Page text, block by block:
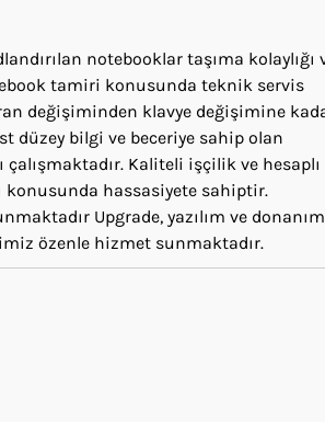
notebooklar taşıma kolaylığı
tamiri konusunda teknik servis
değişiminden klavye değişimine
düzey bilgi ve beceriye sahip olan
Kaliteli işçilik ve hesaplı
hassasiyete sahiptir.
Upgrade, yazılım ve donanım
özenle hizmet sunmaktadır.